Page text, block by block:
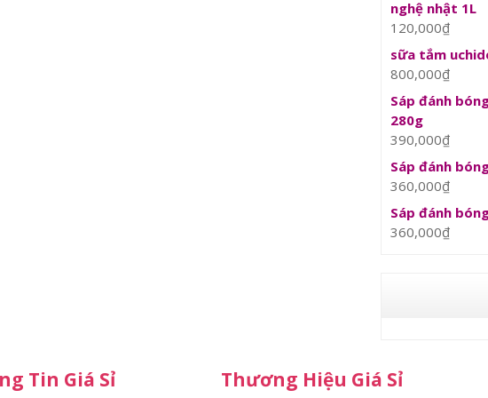
nghệ nhật 1L
120,000₫
sữa tắm
800,000₫
Sáp đánh
280g
390,000₫
Sáp đánh
360,000₫
Sáp đánh
360,000₫
Tin Giá Sỉ Thương Hiệu Giá Sỉ